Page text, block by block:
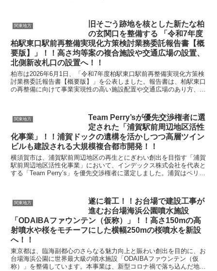
関東地方
旧そごう跡地を核とした新たな柏
の玄関口を整備する 「令和7年度
柏駅東口駅前再整備実現化方策検討業務委託報告書【概
要版】」！！高さ均等案の複合施設や交通広場の設置、
北側新改札口の設置へ！！
柏市は2026年6月1日、「令和7年度柏駅東口駅前再整備実現化方策検
討業務委託報告書【概要版】」を公表しました。報告書は、柏駅東口
の再整備に向けて事業実現性の高い施設配置や交通広場のあり方、新
関東地方
Team Perry’sが優先交渉権者に選
定された「浦賀駅前周辺地区活性
化事業」！！浦賀ドックの遺構を活かしつつ高層ツイン
ビルも建設される大規模複合都市開発！！
横須賀市は、浦賀駅前周辺地区の再生とにぎわい創出を目指す「浦賀
駅前周辺地区活性化事業」において、インデックス株式会社を代表と
する「Team Perry’s」を優先交渉権者に選定しました。浦賀はペリー
関東地方
遂に着工！！お台場で建設工事が
進むお台場海浜公園噴水施設
「ODAIBAファウンテン（仮称）」！！高さ150mの高
射噴水や桜をモチーフにした横幅250mの桜噴水を新設
へ！！
東京都は、臨海副都心のさらなる魅力向上と賑わい創出を目的に、お
台場海浜公園に世界最大級の噴水施設「ODAIBAファウンテン（仮
称）」を整備しています。本事業は、新型コロナ禍で落ち込んだ地域